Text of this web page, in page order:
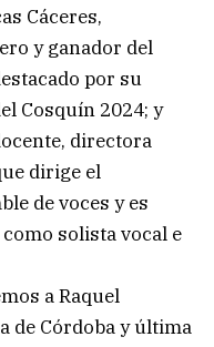
Cáceres,
y ganador del
por su
Cosquín 2024; y
directora
dirige el
de voces y es
solista vocal e
a Raquel
de Córdoba y última